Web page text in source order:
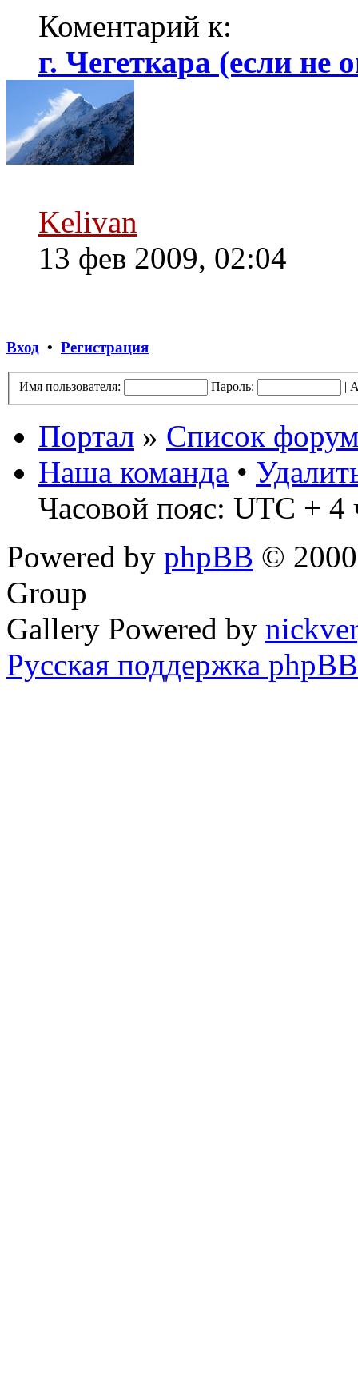
Коментарий к:
г. Чегеткара (если не
Kelivan
13 фев 2009, 02:04
Вход • Регистрация
Имя пользователя: Пароль: |
Портал » Список
Наша команда •
Часовой пояс: UTC + 4
Powered by phpBB ©
Group
Gallery Powered by
Русская поддержка phpBB